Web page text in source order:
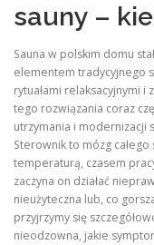
sauny –
Sauna w polskim domu
elementem tradycyjnego
rytuałami relaksacyjnymi
tego rozwiązania coraz
utrzymania i modernizacji
Sterownik to mózg
temperaturą, czasem
zaczyna on działać
nieużyteczna lub, co
przyjrzymy się
nieodzowna, jakie